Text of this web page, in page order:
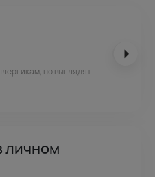
но выглядят
личном